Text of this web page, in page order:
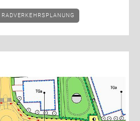
RADVERKEHRSPLANUNG